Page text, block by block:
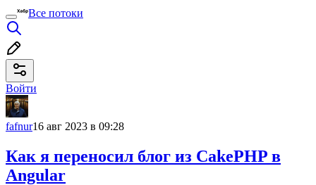
Все потоки
Войти
fafnur16 авг 2023 в 09:28
Как я переносил блог из CakePHP в
Angular